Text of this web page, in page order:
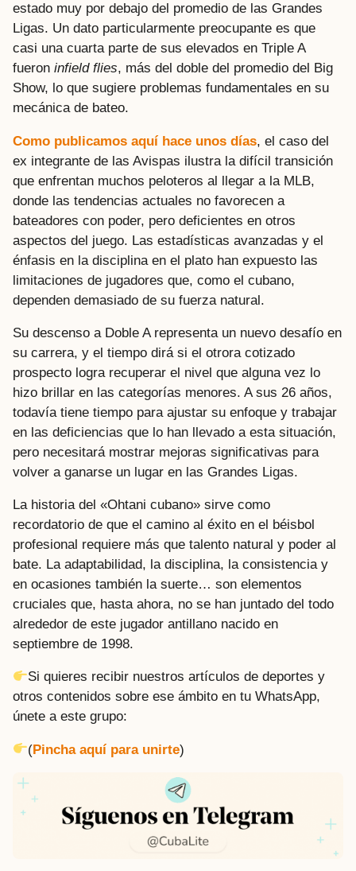
estado muy por debajo del promedio de las Grandes
Ligas. Un dato particularmente preocupante es que
casi una cuarta parte de sus elevados en Triple A
fueron infield flies, más del doble del promedio del Big
Show, lo que sugiere problemas fundamentales en su
mecánica de bateo.
Como publicamos aquí hace unos días, el caso del
ex integrante de las Avispas ilustra la difícil transición
que enfrentan muchos peloteros al llegar a la MLB,
donde las tendencias actuales no favorecen a
bateadores con poder, pero deficientes en otros
aspectos del juego. Las estadísticas avanzadas y el
énfasis en la disciplina en el plato han expuesto las
limitaciones de jugadores que, como el cubano,
dependen demasiado de su fuerza natural.
Su descenso a Doble A representa un nuevo desafío en
su carrera, y el tiempo dirá si el otrora cotizado
prospecto logra recuperar el nivel que alguna vez lo
hizo brillar en las categorías menores. A sus 26 años,
todavía tiene tiempo para ajustar su enfoque y trabajar
en las deficiencias que lo han llevado a esta situación,
pero necesitará mostrar mejoras significativas para
volver a ganarse un lugar en las Grandes Ligas.
La historia del «Ohtani cubano» sirve como
recordatorio de que el camino al éxito en el béisbol
profesional requiere más que talento natural y poder al
bate. La adaptabilidad, la disciplina, la consistencia y
en ocasiones también la suerte… son elementos
cruciales que, hasta ahora, no se han juntado del todo
alrededor de este jugador antillano nacido en
septiembre de 1998.
Si quieres recibir nuestros artículos de deportes y
otros contenidos sobre ese ámbito en tu WhatsApp,
únete a este grupo:
(Pincha aquí para unirte)